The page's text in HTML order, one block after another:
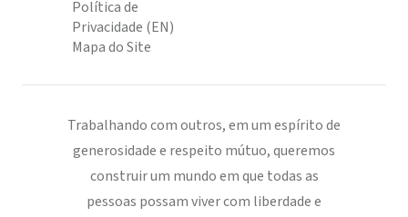
Política de
Privacidade (EN)
Mapa do Site
Trabalhando com outros, em um espírito de
generosidade e respeito mútuo, queremos
construir um mundo em que todas as
pessoas possam viver com liberdade e